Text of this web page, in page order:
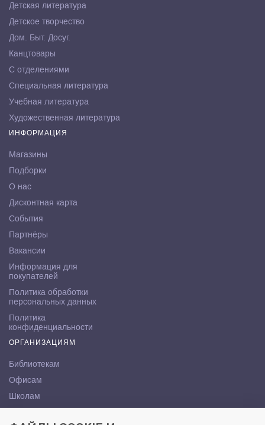
Детская литература
Детское творчество
Дом. Быт. Досуг.
Канцтовары
С отделениями
Специальная литература
Учебная литература
Художественная литература
ИНФОРМАЦИЯ
Магазины
Подборки
О нас
Дисконтная карта
События
Партнёры
Вакансии
Информация для
покупателей
Политика обработки
персональных данных
Политика
конфиденциальности
ОРГАНИЗАЦИЯМ
Библиотекам
Офисам
Школам